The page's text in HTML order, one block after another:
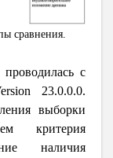
сравнения.
с
23.0.0.0.
выборки
критерия
наличия